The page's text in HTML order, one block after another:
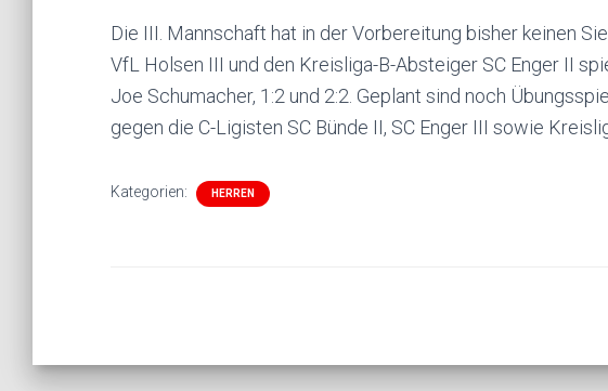
Die III. Mannschaft hat in der Vorbereitung bisher keinen
VfL Holsen III und den Kreisliga-B-Absteiger SC Enger II
Joe Schumacher, 1:2 und 2:2. Geplant sind noch
gegen die C-Ligisten SC Bünde II, SC Enger III sowie
Kategorien: HERREN